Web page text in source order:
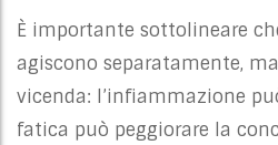
È importante sottolineare
agiscono separatamente,
vicenda: l’infiammazione
fatica può peggiorare la